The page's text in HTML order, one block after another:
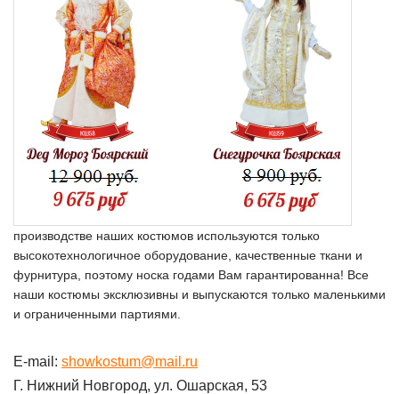
производстве наших костюмов используются только
высокотехнологичное оборудование, качественные ткани и
фурнитура, поэтому носка годами Вам гарантированна! Все
наши костюмы эксклюзивны и выпускаются только маленькими
и ограниченными партиями.
E-mail: showkostum@mail.ru
Г. Нижний Новгород, ул. Ошарская, 53